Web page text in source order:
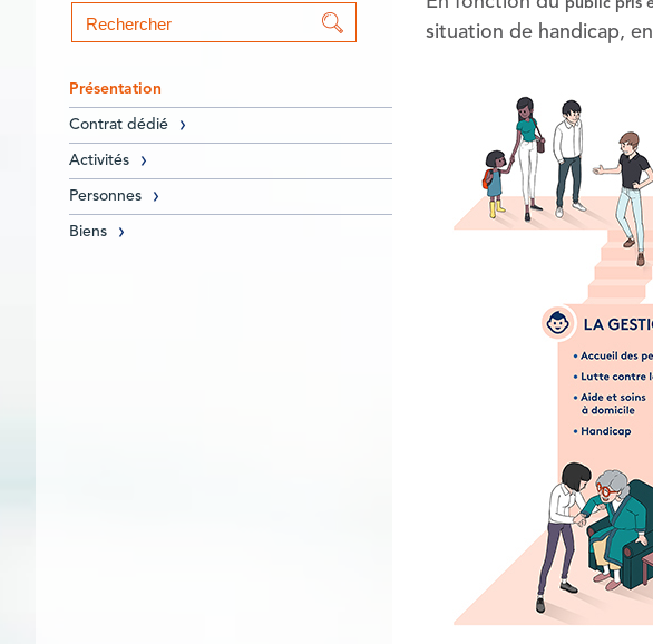
Formulaire de
Présentation
Contrat dédié
Activités
Personnes
Biens
public pris
situation de handicap,